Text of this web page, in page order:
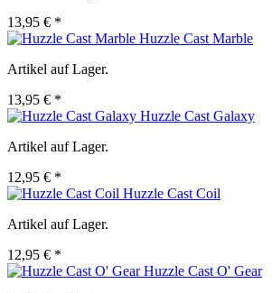
13,95 € *
Huzzle Cast Marble
Artikel auf Lager.
13,95 € *
Huzzle Cast Galaxy
Artikel auf Lager.
12,95 € *
Huzzle Cast Coil
Artikel auf Lager.
12,95 € *
Huzzle Cast O' Gear